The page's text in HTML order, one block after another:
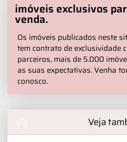
imóveis exclusivos
venda.
Os imóveis publicados neste
tem contrato de exclusividade
parceiros, mais de 5.000
as suas expectativas. Venha
conosco.
Veja